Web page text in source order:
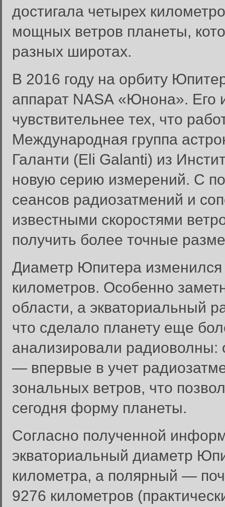
достигала четырех
мощных ветров планеты,
разных широтах.
В 2016 году на орбиту
аппарат NASA «Юнона». Его
чувствительнее тех, что
Международная группа
Галанти (Eli Galanti) из
новую серию измерений. С
сеансов радиозатмений и
известными скоростями
получить более точные
Диаметр Юпитера
километров. Особенно
области, а экваториальный
что сделало планету еще
анализировали
— впервые в учет
зональных ветров, что
сегодня форму планеты.
Согласно полученной
экваториальный диаметр
километра, а полярный —
9276 километров